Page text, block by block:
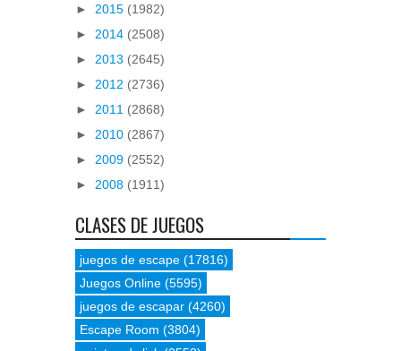
► 2015 (1982)
► 2014 (2508)
► 2013 (2645)
► 2012 (2736)
► 2011 (2868)
► 2010 (2867)
► 2009 (2552)
► 2008 (1911)
CLASES DE JUEGOS
juegos de escape (17816)
Juegos Online (5595)
juegos de escapar (4260)
Escape Room (3804)